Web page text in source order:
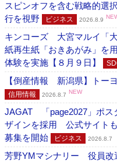
スピンオフを含む戦略的選
行を視野
ビジネス 2026.8.9
キンコーズ 大宮マルイ「
紙再生紙「おきあがみ」を
体験を実施【８月９日】
【倒産情報 新潟県】トー
信用情報 2026.8.7 NEW
JAGAT 「page2027」ポス
ザインを採用 公式サイト
募集を開始
ビジネス 2026.8.7
芳野YMマシナリー 役員改